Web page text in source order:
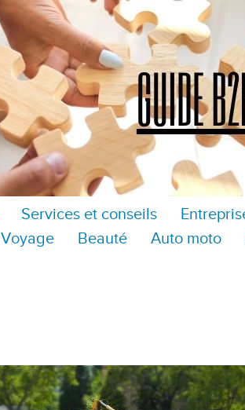
Services et conseils
Voyage Beauté Auto moto